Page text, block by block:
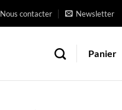
Nous contacter Newsletter
Panier